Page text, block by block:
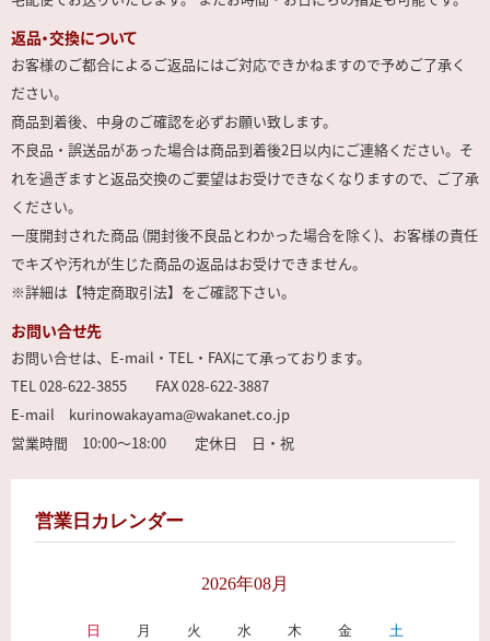
返品・交換について
お客様のご都合によるご返品にはご対応できかねますので予めご了承く
ださい。
商品到着後、中身のご確認を必ずお願い致します。
不良品・誤送品があった場合は商品到着後2日以内にご連絡ください。そ
れを過ぎますと返品交換のご要望はお受けできなくなりますので、ご了承
ください。
一度開封された商品 (開封後不良品とわかった場合を除く)、お客様の責任
でキズや汚れが生じた商品の返品はお受けできません。
※詳細は【特定商取引法】をご確認下さい。
お問い合せ先
お問い合せは、E-mail・TEL・FAXにて承っております。
TEL 028-622-3855 FAX 028-622-3887
E-mail kurinowakayama@wakanet.co.jp
営業時間 10:00～18:00 定休日 日・祝
営業日カレンダー
2026年08月
日 月 火 水 木 金 土